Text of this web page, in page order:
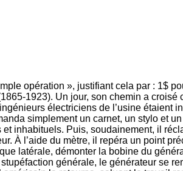
opération », justifiant cela par : 1$
1923). Un jour, son chemin a croisé
électriciens de l’usine étaient
simplement un carnet, un stylo et
inhabituels. Puis, soudainement, il
À l’aide du mètre, il repéra un point
latérale, démonter la bobine du
générale, le générateur se